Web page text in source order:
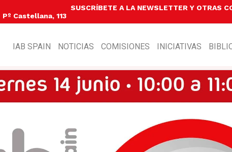
SUSCRÍBETE A LA NEWSLETTER Y OTRAS
Pº Castellana, 113
IAB SPAIN NOTICIAS COMISIONES INICIATIVAS